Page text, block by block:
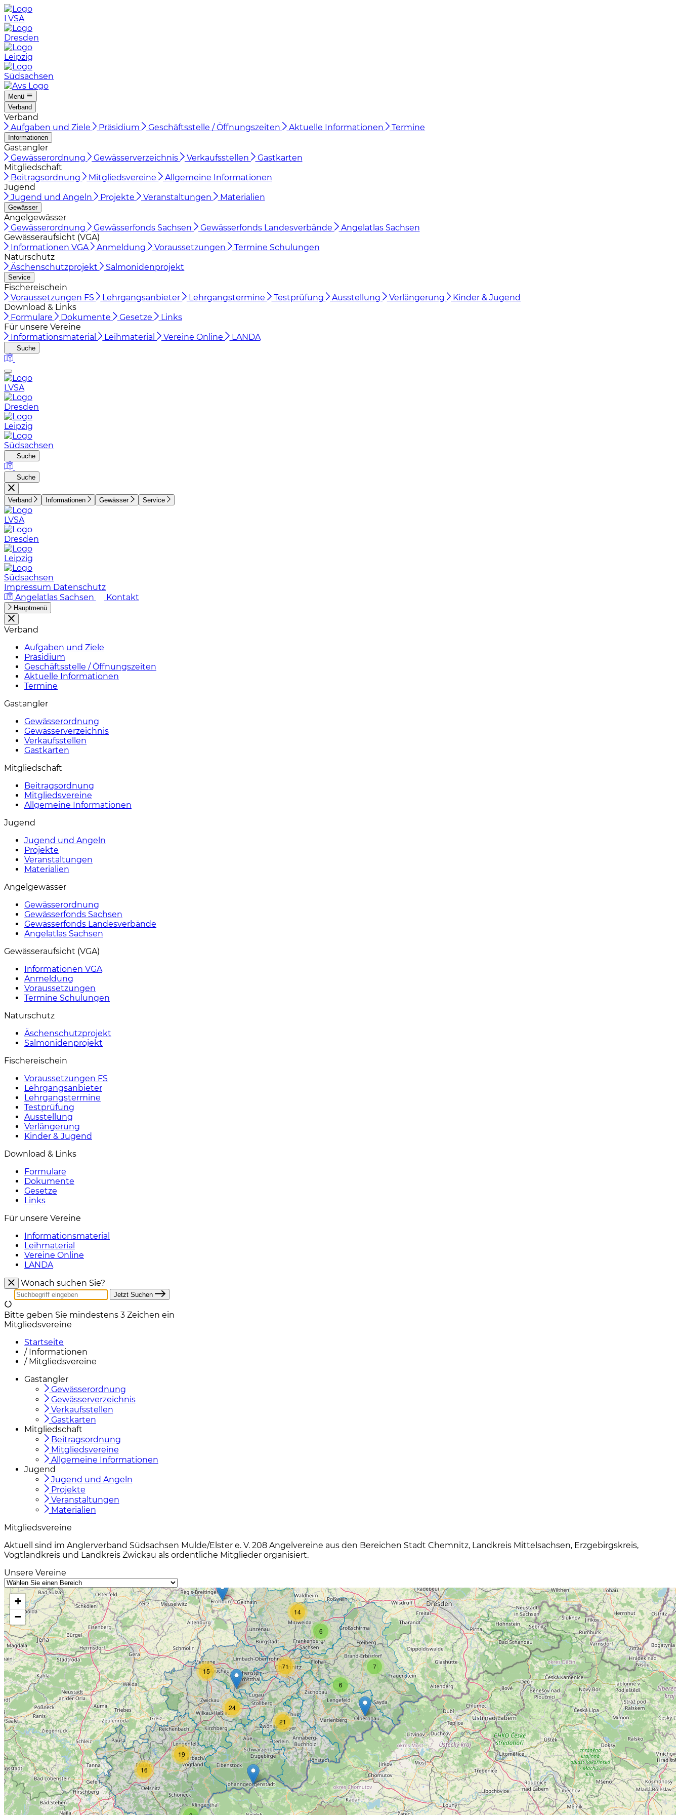
LVSA
Dresden
Leipzig
Südsachsen
Menü
Verband
Verband
Aufgaben und Ziele
Präsidium Geschäftsstelle / Öffnungszeiten Aktuelle Informationen Termine
Informationen
Gastangler
Gewässerordnung
Gewässerverzeichnis Verkaufsstellen
Gastkarten
Mitgliedschaft
Beitragsordnung
Mitgliedsvereine Allgemeine Informationen
Jugend
Jugend und Angeln
Projekte Veranstaltungen Materialien
Gewässer
Angelgewässer
Gewässerordnung
Gewässerfonds Sachsen Gewässerfonds Landesverbände
Angelatlas Sachsen
Gewässeraufsicht (VGA)
Informationen VGA
Anmeldung Voraussetzungen
Termine Schulungen
Naturschutz
Äschenschutzprojekt
Salmonidenprojekt
Service
Fischereischein
Voraussetzungen FS
Lehrgangsanbieter Lehrgangstermine Testprüfung Ausstellung Verlängerung
Kinder & Jugend
Download & Links
Formulare
Dokumente Gesetze
Links
Für unsere Vereine
Informationsmaterial
Leihmaterial Vereine Online LANDA
Suche
LVSA
Dresden
Leipzig
Südsachsen
Suche
Suche
Verband Informationen Gewässer Service
LVSA
Dresden
Leipzig
Südsachsen
Impressum Datenschutz
Angelatlas Sachsen
Kontakt
Hauptmenü
Verband
Aufgaben und Ziele
Präsidium
Geschäftsstelle / Öffnungszeiten
Aktuelle Informationen
Termine
Gastangler
Gewässerordnung
Gewässerverzeichnis
Verkaufsstellen
Gastkarten
Mitgliedschaft
Beitragsordnung
Mitgliedsvereine
Allgemeine Informationen
Jugend
Jugend und Angeln
Projekte
Veranstaltungen
Materialien
Angelgewässer
Gewässerordnung
Gewässerfonds Sachsen
Gewässerfonds Landesverbände
Angelatlas Sachsen
Gewässeraufsicht (VGA)
Informationen VGA
Anmeldung
Voraussetzungen
Termine Schulungen
Naturschutz
Äschenschutzprojekt
Salmonidenprojekt
Fischereischein
Voraussetzungen FS
Lehrgangsanbieter
Lehrgangstermine
Testprüfung
Ausstellung
Verlängerung
Kinder & Jugend
Download & Links
Formulare
Dokumente
Gesetze
Links
Für unsere Vereine
Informationsmaterial
Leihmaterial
Vereine Online
LANDA
Wonach suchen Sie?
Jetzt Suchen
Bitte geben Sie mindestens 3 Zeichen ein
Mitgliedsvereine
Startseite
/ Informationen
/ Mitgliedsvereine
Gastangler
Gewässerordnung
Gewässerverzeichnis
Verkaufsstellen
Gastkarten
Mitgliedschaft
Beitragsordnung
Mitgliedsvereine
Allgemeine Informationen
Jugend
Jugend und Angeln
Projekte
Veranstaltungen
Materialien
Mitgliedsvereine
Aktuell sind im Anglerverband Südsachsen Mulde/Elster e. V. 208 Angelvereine aus den Bereichen Stadt Chemnitz, Landkreis Mittelsachsen, Erzgebirgskreis,
Vogtlandkreis und Landkreis Zwickau als ordentliche Mitglieder organisiert.
Unsere Vereine
6
7
21
6
14
71
15
19
16
24
+
−